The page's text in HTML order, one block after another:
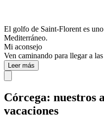
El golfo de Saint-Florent es
Mediterráneo.
Mi aconsejo
Ven caminando para llegar a
Leer más
Córcega: nuestros
vacaciones